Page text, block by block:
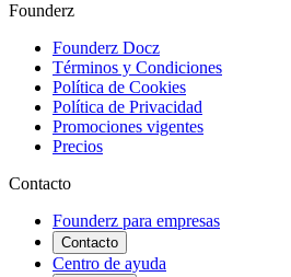
Founderz
Founderz Docz
Términos y Condiciones
Política de Cookies
Política de Privacidad
Promociones vigentes
Precios
Contacto
Founderz para empresas
Contacto
Centro de ayuda